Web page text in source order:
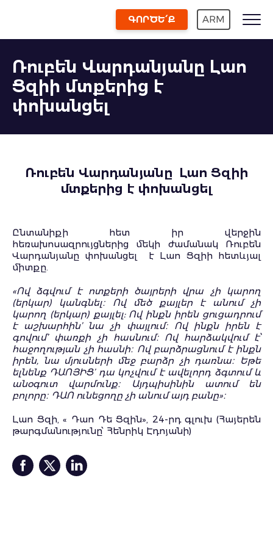
ԳՈՐԾԵ՛Ք ARM
Ռուբեն Վարդանյանը Լաո
Ցզիի մտքերից է
փոխանցել
Ռուբեն Վարդանյանը Լաո Ցզիի
մտքերից է փոխանցել
Ընտանիքի հետ իր վերջին
հեռախոսազրույցներից մեկի ժամանակ Ռուբեն
Վարդանյանը փոխանցել է Լաո Ցզիի հետևյալ
միտքը.
«Ով ձգվում է ոտքերի ծայրերի վրա չի կարող
(երկար) կանգնել։ Ով մեծ քայլեր է անում չի
կարող (երկար) քայլել: Ով ինքն իրեն ցուցադրում
է աշխարհին’ նա չի փայլում։ Ով ինքն իրեն է
գովում’ փառքի չի հասնում։ Ով հարձակվում է՝
հաջողության չի հասնի։ Ով բարձրացնում է ինքն
իրեն, նա մյուսների մեջ բարձր չի դառնա։ Եթե
ելնենք ԴԱՈՅԻՑ’ դա կոչվում է ավելորդ ձգտում և
անօգուտ վարմունք։ Այդպիսինին ատում են
բոլորը։ ԴԱՈ ունեցողը չի անում այդ բանը»։
Լաո Ցզի, « Դաո Դե Ցզին», 24-րդ գլուխ (Հայերեն
թարգմանությունը՝ Հենրիկ Էդոյանի)